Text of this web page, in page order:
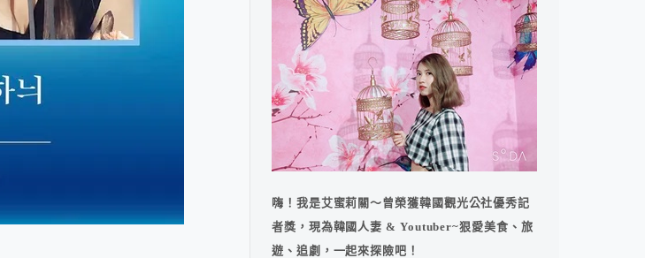
嗨！我是艾蜜莉關～曾榮獲韓國觀光公社優秀記
者獎，現為韓國人妻 & Youtuber~狠愛美食、旅
遊、追劇，一起來探險吧！